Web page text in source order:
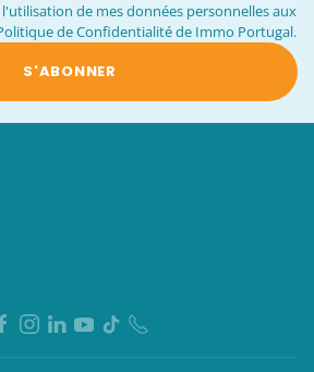
de mes données personnelles aux
de Confidentialité de Immo Portugal.
S'ABONNER